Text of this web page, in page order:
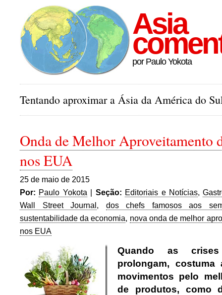
Asia
por Paulo Yokota
Tentando aproximar a Ásia da América do
Onda de Melhor Aproveitamento
nos EUA
25 de maio de 2015
Por: Paulo Yokota | Seção: Editoriais e Notícias,
Wall Street Journal, dos chefs famosos aos
sustentabilidade da economia, nova onda de melhor
nos EUA
Quando as
prolongam, costuma
movimentos pelo
de produtos, como